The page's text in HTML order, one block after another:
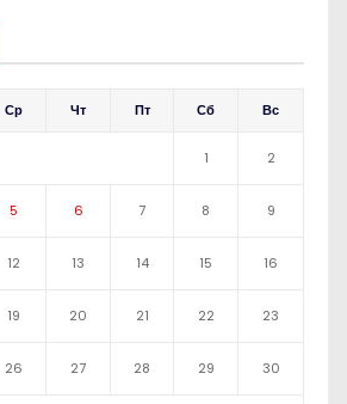
Ср Чт Пт Сб Вс
1 2
5 6 7 8 9
12 13 14 15 16
19 20 21 22 23
26 27 28 29 30